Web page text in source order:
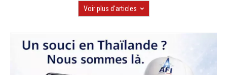
Voir plus d'articles